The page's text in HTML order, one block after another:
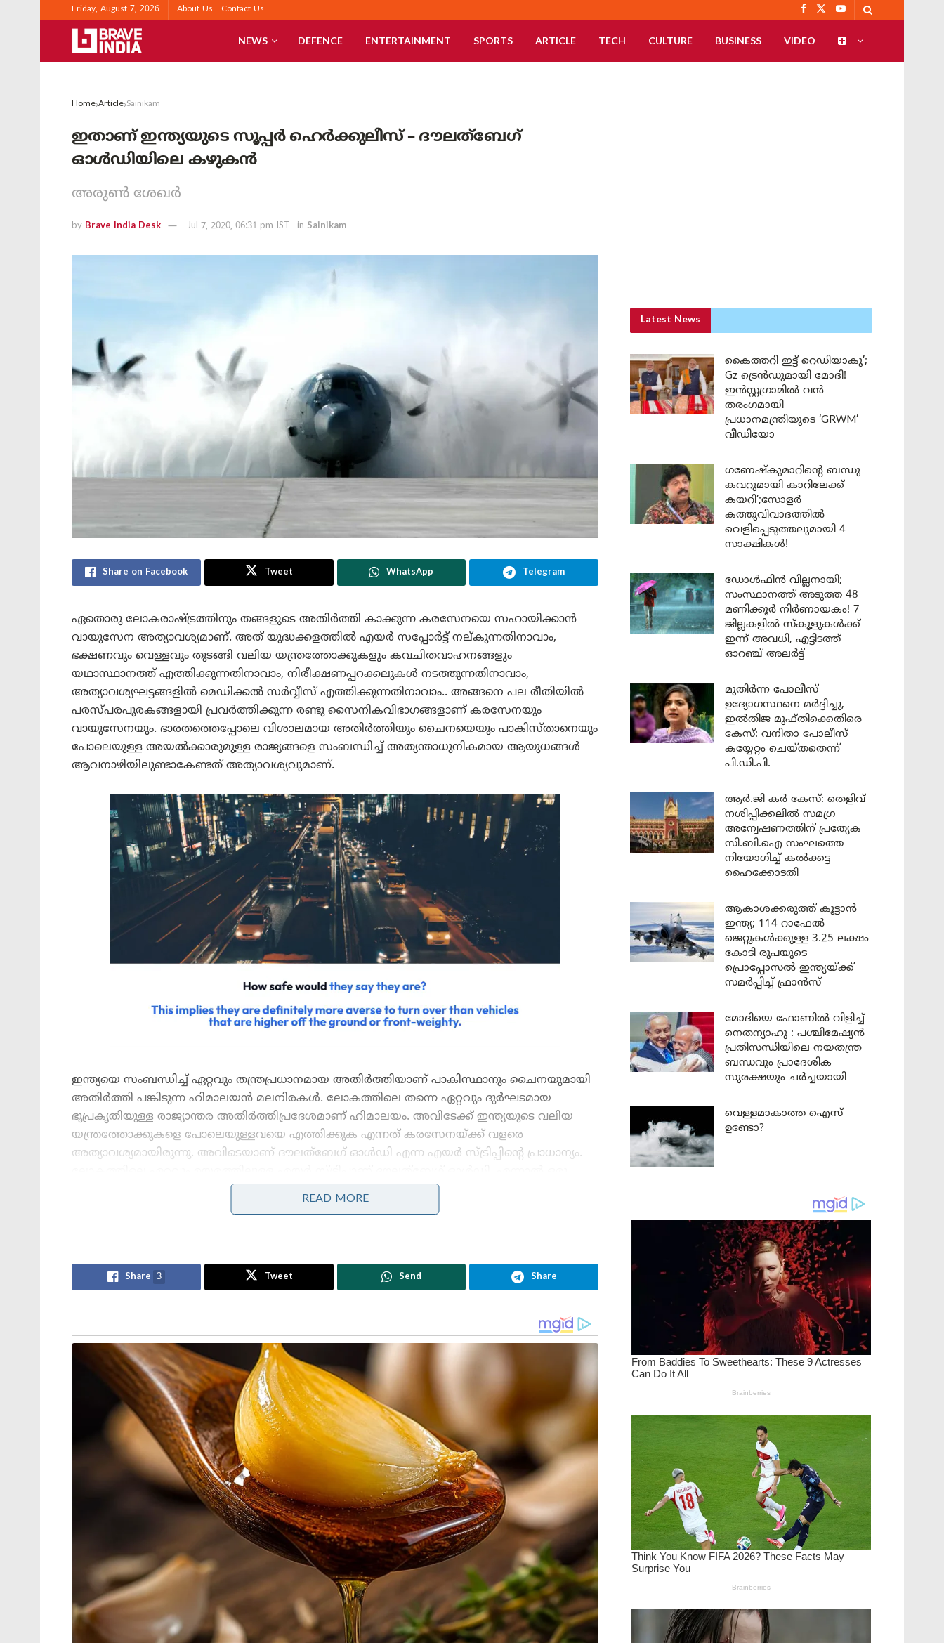
Friday, August 7, 2026 About Us Contact Us
NEWS DEFENCE ENTERTAINMENT SPORTS ARTICLE TECH CULTURE BUSINESS VIDEO
Home Article Sainikam
ഇതാണ് ഇന്ത്യയുടെ സൂപ്പർ ഹെർക്കുലീസ് – ദൗലത്ബേഗ്
ഓൾഡിയിലെ കഴുകൻ
അരുൺ ശേഖർ
by Brave India Desk Jul 7, 2020, 06:31 pm IST in Sainikam
Share on Facebook Tweet WhatsApp Telegram
ഏതൊരു ലോകരാഷ്ട്രത്തിനും തങ്ങളുടെ അതിർത്തി കാക്കുന്ന കരസേനയെ സഹായിക്കാൻ
വായുസേന അത്യാവശ്യമാണ്. അത് യുദ്ധക്കളത്തിൽ എയർ സപ്പോർട്ട് നല്കുന്നതിനാവാം,
ഭക്ഷണവും വെള്ളവും തുടങ്ങി വലിയ യന്ത്രത്തോക്കുകളും കവചിതവാഹനങ്ങളും
യഥാസ്ഥാനത്ത് എത്തിക്കുന്നതിനാവാം, നിരീക്ഷണപ്പറക്കലുകൾ നടത്തുന്നതിനാവാം,
അത്യാവശ്യഘട്ടങ്ങളിൽ മെഡിക്കൽ സർവ്വീസ് എത്തിക്കുന്നതിനാവാം.. അങ്ങനെ പല രീതിയിൽ
പരസ്പരപൂരകങ്ങളായി പ്രവർത്തിക്കുന്ന രണ്ടു സൈനികവിഭാഗങ്ങളാണ് കരസേനയും
വായുസേനയും. ഭാരതത്തെപ്പോലെ വിശാലമായ അതിർത്തിയും ചൈനയെയും പാകിസ്താനെയും
പോലെയുള്ള അയൽക്കാരുമുള്ള രാജ്യങ്ങളെ സംബന്ധിച്ച് അത്യന്താധുനികമായ ആയുധങ്ങൾ
ആവനാഴിയിലുണ്ടാകേണ്ടത് അത്യാവശ്യവുമാണ്.
ഇന്ത്യയെ സംബന്ധിച്ച് ഏറ്റവും തന്ത്രപ്രധാനമായ അതിർത്തിയാണ് പാകിസ്ഥാനും ചൈനയുമായി
അതിർത്തി പങ്കിടുന്ന ഹിമാലയൻ മലനിരകൾ. ലോകത്തിലെ തന്നെ ഏറ്റവും ദുർഘടമായ
ഭൂപ്രകൃതിയുള്ള രാജ്യാന്തര അതിർത്തിപ്രദേശമാണ് ഹിമാലയം. അവിടേക്ക് ഇന്ത്യയുടെ വലിയ
യന്ത്രത്തോക്കുകളെ പോലെയുള്ളവയെ എത്തിക്കുക എന്നത് കരസേനയ്ക്ക് വളരെ
അത്യാവശ്യമായിരുന്നു. അവിടെയാണ് ദൗലത്ബേഗ് ഓൾഡി എന്ന എയർ സ്ട്രിപ്പിന്റെ പ്രാധാന്യം.
എയർപോർട്ടിലെ പോലെ റൺവേ ഒന്നും അവിടെയില്ല താനും. അങ്ങനത്തെ ഒരു സ്ഥലത്ത്
Stories you may like
നിഷേധിച്ചു, ഇന്ന് ലോകത്തെ
വിറപ്പിക്കുന്ന ‘വിരൂപാക്ഷ’ റഡാറുമായി
ഡിആർഡിഒ;നെഞ്ചിടിപ്പ് കൂട്ടുന്ന
തദ്ദേശീയ വിപ്ലവം
ആത്മ നിർഭർ സമുദ്ര പ്രതാപ് ; കോസ്റ്റ്
ഗാർഡ് തദ്ദേശീയമായി നിർമിച്ച
മലിനീകരണ നിയന്ത്രണ കപ്പൽ
കമ്മീഷൻ ചെയ്ത് പ്രതിരോധ മന്ത്രി
READ MORE
Share 3 Tweet Send Share
Latest News
കൈത്തറി ഇട്ട് റെഡിയാകൂ’;
Gz ട്രെൻഡുമായി മോദി!
ഇൻസ്റ്റഗ്രാമിൽ വൻ
തരംഗമായി
പ്രധാനമന്ത്രിയുടെ ‘GRWM’
വീഡിയോ
ഗണേഷ്കുമാറിന്റെ ബന്ധു
കവറുമായി കാറിലേക്ക്
കയറി’;സോളർ
കത്തുവിവാദത്തിൽ
വെളിപ്പെടുത്തലുമായി 4
സാക്ഷികൾ!
ഡോൾഫിൻ വില്ലനായി;
സംസ്ഥാനത്ത് അടുത്ത 48
മണിക്കൂർ നിർണായകം! 7
ജില്ലകളിൽ സ്കൂളുകൾക്ക്
ഇന്ന് അവധി, എട്ടിടത്ത്
ഓറഞ്ച് അലർട്ട്
മുതിർന്ന പോലീസ്
ഉദ്യോഗസ്ഥനെ മർദ്ദിച്ചു,
ഇൽതിജ മുഫ്തിക്കെതിരെ
കേസ്: വനിതാ പോലീസ്
കയ്യേറ്റം ചെയ്തതെന്ന്
പി.ഡി.പി.
ആർ.ജി കർ കേസ്: തെളിവ്
നശിപ്പിക്കലിൽ സമഗ്ര
അന്വേഷണത്തിന് പ്രത്യേക
സി.ബി.ഐ സംഘത്തെ
നിയോഗിച്ച് കൽക്കട്ട
ഹൈക്കോടതി
ആകാശക്കരുത്ത് കൂട്ടാൻ
ഇന്ത്യ; 114 റാഫേൽ
ജെറ്റുകൾക്കുള്ള 3.25 ലക്ഷം
കോടി രൂപയുടെ
പ്രൊപ്പോസൽ ഇന്ത്യയ്ക്ക്
സമർപ്പിച്ച് ഫ്രാൻസ്
മോദിയെ ഫോണിൽ വിളിച്ച്
നെതന്യാഹു : പശ്ചിമേഷ്യൻ
പ്രതിസന്ധിയിലെ നയതന്ത്ര
ബന്ധവും പ്രാദേശിക
സുരക്ഷയും ചർച്ചയായി
വെള്ളമാകാത്ത ഐസ്
ഉണ്ടോ?